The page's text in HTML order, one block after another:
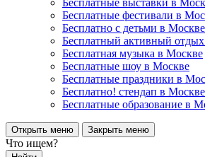
Бесплатные выставки в
Бесплатные фестивали в
Бесплатно с детьми в Москве
Бесплатный активный
Бесплатная музыка в Москве
Бесплатные шоу в Москве
Бесплатные праздники в
Бесплатно! стендап в Москве
Бесплатные образование в
Открыть меню Закрыть меню
Что ищем?